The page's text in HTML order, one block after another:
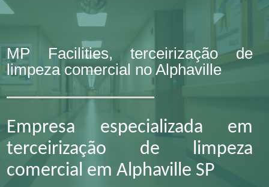
MP Facilities, terceirização de
limpeza comercial no Alphaville
Empresa especializada em
terceirização de limpeza
comercial em Alphaville SP